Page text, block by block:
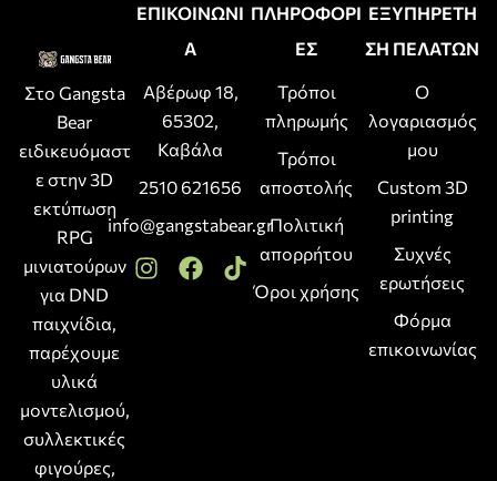
Στο Gangsta
Bear
ειδικευόμαστ
ε στην 3D
εκτύπωση
RPG
μινιατούρων
για DND
παιχνίδια,
παρέχουμε
υλικά
μοντελισμού,
συλλεκτικές
φιγούρες,
ΕΠΙΚΟΙΝΩΝΙ
Α
Αβέρωφ 18,
65302,
Καβάλα
2510 621656
info@gangstabear.gr
ΠΛΗΡΟΦΟΡΙ
ΕΣ
Τρόποι
πληρωμής
Τρόποι
αποστολής
Πολιτική
απορρήτου
Όροι χρήσης
ΕΞΥΠΗΡΕΤΗ
ΣΗ ΠΕΛΑΤΩΝ
Ο
λογαριασμός
μου
Custom 3D
printing
Συχνές
ερωτήσεις
Φόρμα
επικοινωνίας